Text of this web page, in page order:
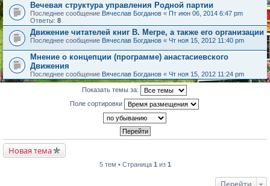
Вечевая структура управления Родной партии
Последнее сообщение Вячеслав Богданов « Пт июн 06, 2014 6:47 pm
Ответы: 8
Движение читателей книг В. Мегре, а также его организации
Последнее сообщение Вячеслав Богданов « Чт ноя 15, 2012 11:40 pm
Мнение о концепции (программе) анастасиевского
Движения
Последнее сообщение Вячеслав Богданов « Чт ноя 15, 2012 11:24 pm
Показать темы за:
Поле сортировки
Новая тема
5 тем • Страница 1 из 1
Перейти